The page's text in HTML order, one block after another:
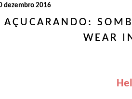
dezembro 2016
AÇUCARANDO:
WEAR